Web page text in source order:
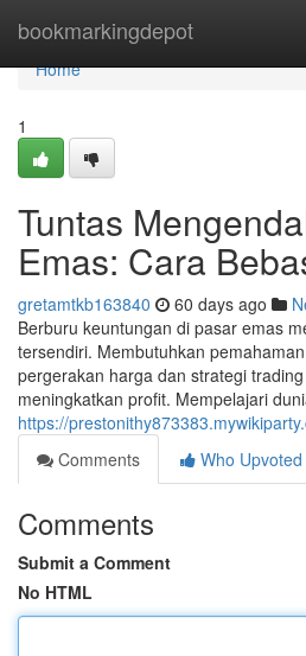
bookmarkingdepot
Home
Home
1
Tuntas
Emas: Cara
gretamtkb163840 60 days ago
Berburu keuntungan di pasar emas
tersendiri. Membutuhkan
pergerakan harga dan strategi
meningkatkan profit. Mempelajari
https://
Comments
Who Upvoted
Comments
Submit a Comment
No HTML